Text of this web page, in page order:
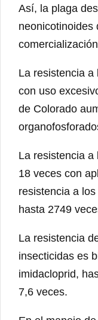
Así, la plaga
neonicotinoides
La resistencia a
con uso
de Colorado
La resistencia a
18 veces con
resistencia a
hasta 2749
La resistencia
insecticidas es
imidacloprid,
7,6 veces.